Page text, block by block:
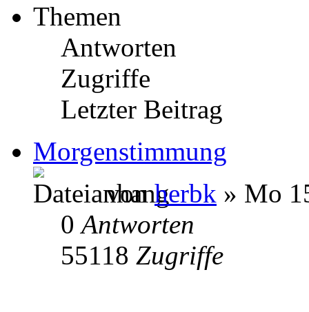
Themen
Antworten
Zugriffe
Letzter Beitrag
Morgenstimmung
vonherbk » Mo
0Antworten
55118 Zugriffe